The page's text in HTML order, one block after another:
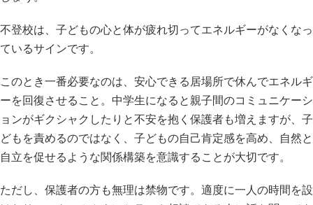
不登校は、子どもの心と体が疲れ切ってエネルギーがなくなっ
ているサインです。
このとき一番必要なのは、安心できる居場所で休んでエネルギ
ーを回復させること。中学生になると親子間のコミュニケーシ
ョンがギクシャクしたりと不安を抱く保護者も増えますが、子
どもを責めるのではなく、子どもの自己肯定感を高め、自然と
自立を促せるような関係構築を意識することが大切です。
ただし、保護者の方も無理は禁物です。適度に一人の時間を設